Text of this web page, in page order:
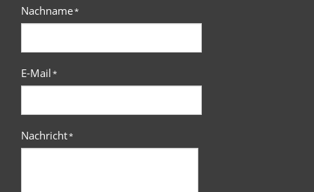
Nachname*
E-Mail*
Nachricht*